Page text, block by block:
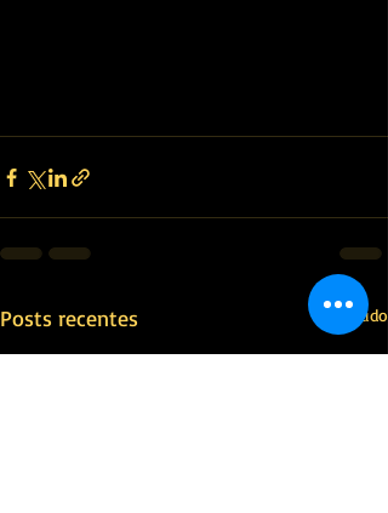
Posts recentes Ver tudo